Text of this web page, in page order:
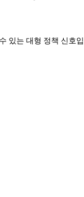
있는 대형 정책 신호